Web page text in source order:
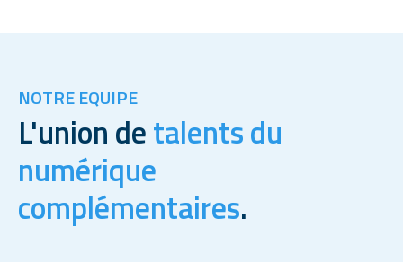
NOTRE EQUIPE
L'union detalents du
numérique
complémentaires.